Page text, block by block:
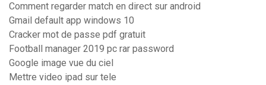
Comment regarder match en direct sur android
Gmail default app windows 10
Cracker mot de passe pdf gratuit
Football manager 2019 pc rar password
Google image vue du ciel
Mettre video ipad sur tele